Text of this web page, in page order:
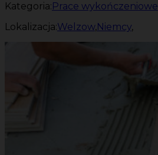
Kategoria:Prace wykończeniowe
Lokalizacja:Welzow,Niemcy,